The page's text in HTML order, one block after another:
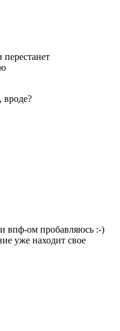
перестанет
вроде?
впф-ом пробавляюсь :-)
уже находит свое